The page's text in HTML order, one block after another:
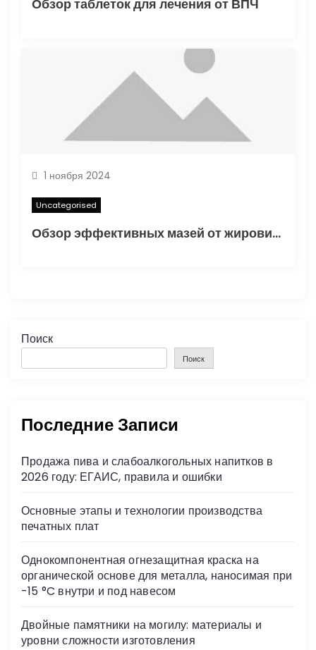
Обзор таблеток для лечения от ВПЧ
1 ноября 2024
Uncategorised
Обзор эффективных мазей от жировиков с рассасывающим эффектом
Поиск
Поиск
Последние Записи
Продажа пива и слабоалкогольных напитков в
2026 году: ЕГАИС, правила и ошибки
Основные этапы и технологии производства
печатных плат
Однокомпонентная огнезащитная краска на
органической основе для металла, наносимая при
-15 °C внутри и под навесом
Двойные памятники на могилу: материалы и
уровни сложности изготовления